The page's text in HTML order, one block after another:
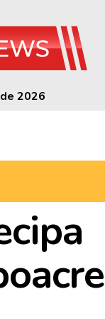
2026